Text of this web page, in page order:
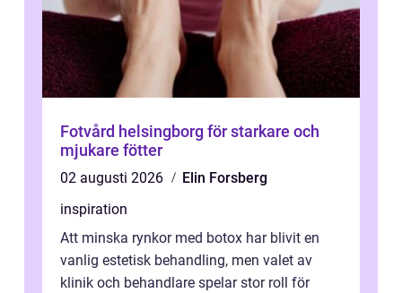
Fotvård helsingborg för starkare och
mjukare fötter
02 augusti 2026
Elin Forsberg
inspiration
Att minska rynkor med botox har blivit en
vanlig estetisk behandling, men valet av
klinik och behandlare spelar stor roll för